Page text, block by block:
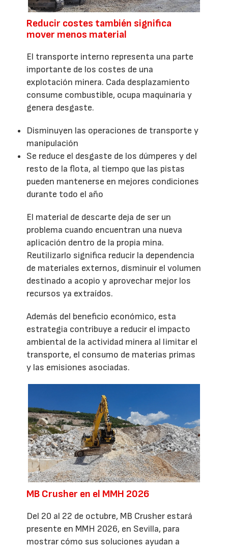
Reducir costes también significa
mover menos material
El transporte interno representa una parte
importante de los costes de una
explotación minera. Cada desplazamiento
consume combustible, ocupa maquinaria y
genera desgaste.
Disminuyen las operaciones de transporte y
manipulación
Se reduce el desgaste de los dúmperes y del
resto de la flota, al tiempo que las pistas
pueden mantenerse en mejores condiciones
durante todo el año
El material de descarte deja de ser un
problema cuando encuentran una nueva
aplicación dentro de la propia mina.
Reutilizarlo significa reducir la dependencia
de materiales externos, disminuir el volumen
destinado a acopio y aprovechar mejor los
recursos ya extraídos.
Además del beneficio económico, esta
estrategia contribuye a reducir el impacto
ambiental de la actividad minera al limitar el
transporte, el consumo de materias primas
y las emisiones asociadas.
MB Crusher en el MMH 2026
Del 20 al 22 de octubre, MB Crusher estará
presente en MMH 2026, en Sevilla, para
mostrar cómo sus soluciones ayudan a